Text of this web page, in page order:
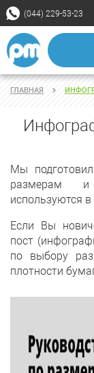
(044) 229-53-23
ГЛАВНАЯ
Мы
размерам и
используются
Если Вы
пост
по выбору
плотности